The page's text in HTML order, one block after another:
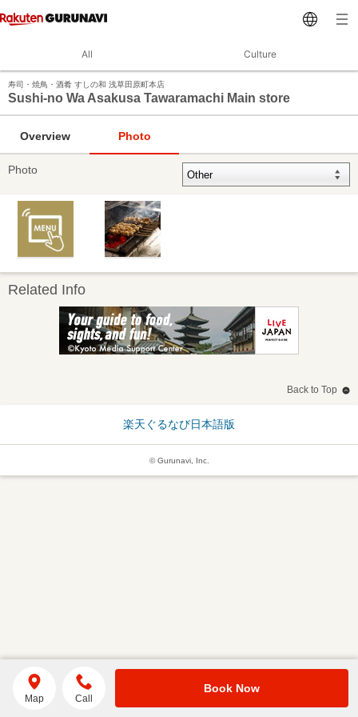
All Culture
寿司・焼鳥・酒肴 すしの和 浅草田原町本店
Sushi-no Wa Asakusa Tawaramachi Main store
Overview Photo
Photo
Related Info
Back to Top
楽天ぐるなび日本語版
© Gurunavi, Inc.
Map Call
Book Now